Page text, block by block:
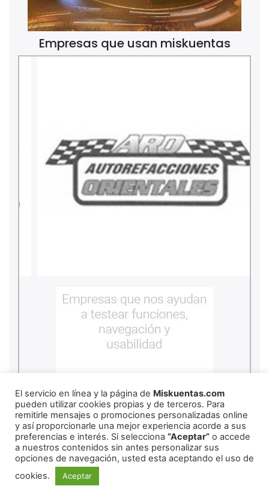
Empresas que usan miskuentas
copyrightmiskuentas2026
El servicio en línea y la página de Miskuentas.com
pueden utilizar cookies propias y de terceros. Para
remitirle mensajes o promociones personalizadas online
y así proporcionarle una mejor experiencia acorde a sus
preferencias e interés. Si selecciona “Aceptar” o accede
a nuestros contenidos sin antes personalizar sus
opciones de navegación, usted esta aceptando el uso de
cookies.
Aceptar